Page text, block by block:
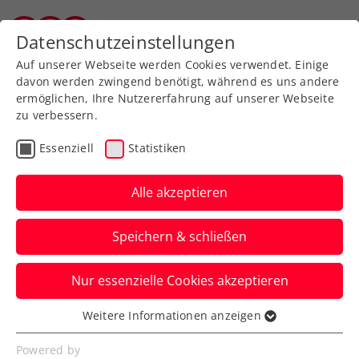
Zurück zur Newsübersicht
Ausbildung
Jürgens beste
Tennistipps – Teil 7: Der
Vorhandreturn
ÖTV-Sportdirektor Jürgen Melzer zeigt
euch mit ÖTV-Ausbildungsreferent Harald
Mair die richtige Technik.
Verfasst von: Manuel Wachta, 04.09.2024
Datenschutzeinstellungen
Auf unserer Webseite werden Cookies verwendet. Einige
davon werden zwingend benötigt, während es uns andere
ermöglichen, Ihre Nutzererfahrung auf unserer Webseite
zu verbessern.
Essenziell Statistiken
Alle akzeptieren
Speichern & schließen
Nur essenzielle Cookies akzeptieren
Essenziell
Essenzielle Cookies werden für grundlegende
Weitere Informationen anzeigen
Powered by